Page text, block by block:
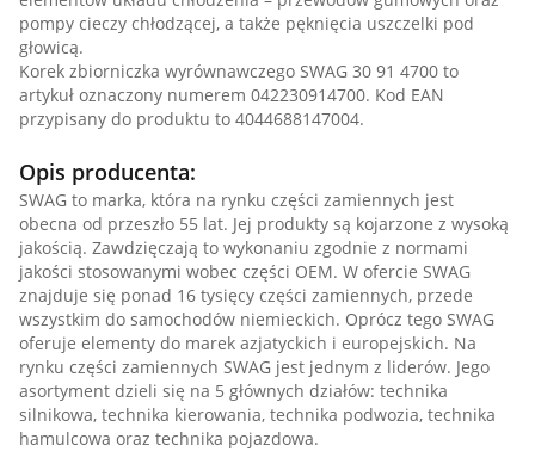
pompy cieczy chłodzącej, a także pęknięcia uszczelki pod
głowicą.
Korek zbiorniczka wyrównawczego SWAG 30 91 4700 to
artykuł oznaczony numerem 042230914700. Kod EAN
przypisany do produktu to 4044688147004.
Opis producenta:
SWAG to marka, która na rynku części zamiennych jest
obecna od przeszło 55 lat. Jej produkty są kojarzone z wysoką
jakością. Zawdzięczają to wykonaniu zgodnie z normami
jakości stosowanymi wobec części OEM. W ofercie SWAG
znajduje się ponad 16 tysięcy części zamiennych, przede
wszystkim do samochodów niemieckich. Oprócz tego SWAG
oferuje elementy do marek azjatyckich i europejskich. Na
rynku części zamiennych SWAG jest jednym z liderów. Jego
asortyment dzieli się na 5 głównych działów: technika
silnikowa, technika kierowania, technika podwozia, technika
hamulcowa oraz technika pojazdowa.